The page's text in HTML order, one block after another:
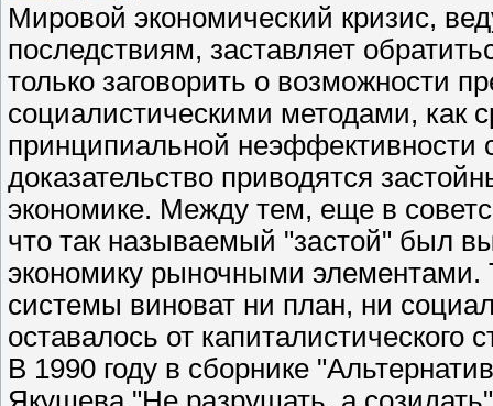
Мировой экономический кризис,
последствиям, заставляет
только заговорить о возможности
социалистическими методами, как
принципиальной неэффективности
доказательство приводятся
экономике. Между тем, еще в
что так называемый "застой" был
экономику рыночными элементами.
системы виноват ни план, ни
оставалось от капиталистического
В 1990 году в сборнике